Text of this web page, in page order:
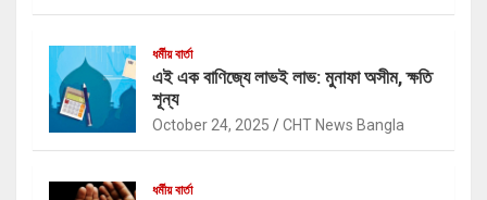
ধর্মীয় বার্তা
এই এক বাণিজ্যে লাভই লাভ: মুনাফা অসীম, ক্ষতি
শূন্য
October 24, 2025 CHT News Bangla
ধর্মীয় বার্তা